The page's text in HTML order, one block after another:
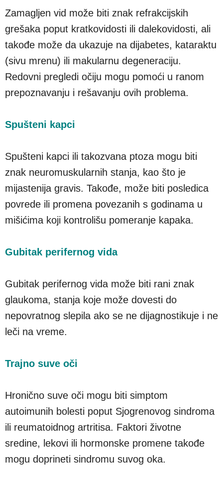
Zamagljen vid može biti znak refrakcijskih
grešaka poput kratkovidosti ili dalekovidosti, ali
takođe može da ukazuje ​​na dijabetes, kataraktu
(sivu mrenu) ili makularnu degeneraciju.
Redovni pregledi očiju mogu pomoći u ranom
prepoznavanju i rešavanju ovih problema.
Spušteni kapci
Spušteni kapci ili takozvana ptoza mogu biti
znak neuromuskularnih stanja, kao što je
mijastenija gravis. Takođe, može biti posledica
povrede ili promena povezanih s godinama u
mišićima koji kontrolišu pomeranje kapaka.
Gubitak perifernog vida
Gubitak perifernog vida može biti rani znak
glaukoma, stanja koje može dovesti do
nepovratnog slepila ako se ne dijagnostikuje i ne
leči na vreme.
Trajno suve oči
Hronično suve oči mogu biti simptom
autoimunih bolesti poput Sjogrenovog sindroma
ili reumatoidnog artritisa. Faktori životne
sredine, lekovi ili hormonske promene takođe
mogu doprineti sindromu suvog oka.